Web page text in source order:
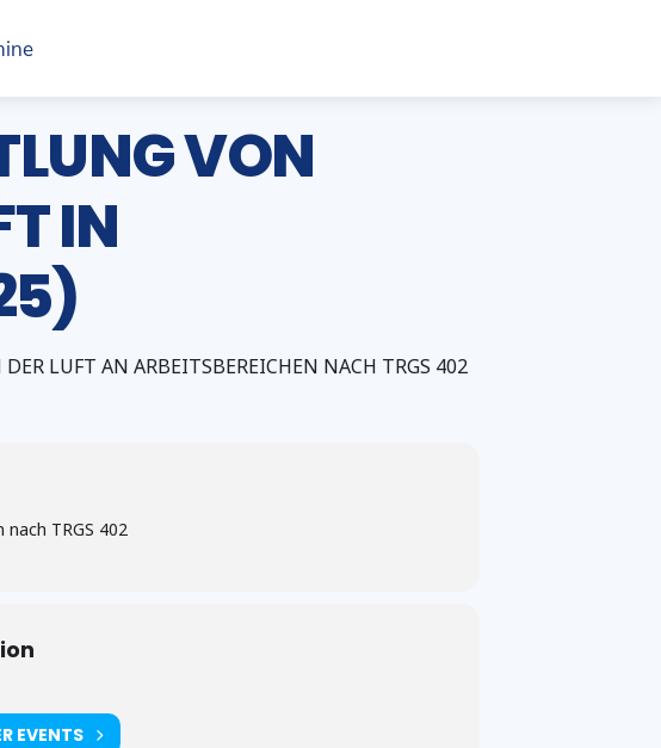
VON
IN
LUFT AN ARBEITSBEREICHEN NACH TRGS 402
TRGS 402
EVENTS